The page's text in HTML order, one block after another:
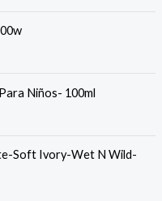
Niños- 100ml
Soft Ivory-Wet N Wild-